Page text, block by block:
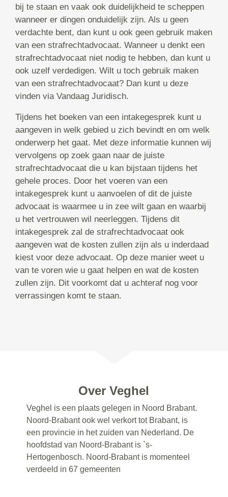
bij te staan en vaak ook duidelijkheid te scheppen
wanneer er dingen onduidelijk zijn. Als u geen
verdachte bent, dan kunt u ook geen gebruik maken
van een strafrechtadvocaat. Wanneer u denkt een
strafrechtadvocaat niet nodig te hebben, dan kunt u
ook uzelf verdedigen. Wilt u toch gebruik maken
van een strafrechtadvocaat? Dan kunt u deze
vinden via Vandaag Juridisch.
Tijdens het boeken van een intakegesprek kunt u
aangeven in welk gebied u zich bevindt en om welk
onderwerp het gaat. Met deze informatie kunnen wij
vervolgens op zoek gaan naar de juiste
strafrechtadvocaat die u kan bijstaan tijdens het
gehele proces. Door het voeren van een
intakegesprek kunt u aanvoelen of dit de juiste
advocaat is waarmee u in zee wilt gaan en waarbij
u het vertrouwen wil neerleggen. Tijdens dit
intakegesprek zal de strafrechtadvocaat ook
aangeven wat de kosten zullen zijn als u inderdaad
kiest voor deze advocaat. Op deze manier weet u
van te voren wie u gaat helpen en wat de kosten
zullen zijn. Dit voorkomt dat u achteraf nog voor
verrassingen komt te staan.
Over Veghel
Veghel is een plaats gelegen in Noord Brabant.
Noord-Brabant ook wel verkort tot Brabant, is
een provincie in het zuiden van Nederland. De
hoofdstad van Noord-Brabant is `s-
Hertogenbosch. Noord-Brabant is momenteel
verdeeld in 67 gemeenten